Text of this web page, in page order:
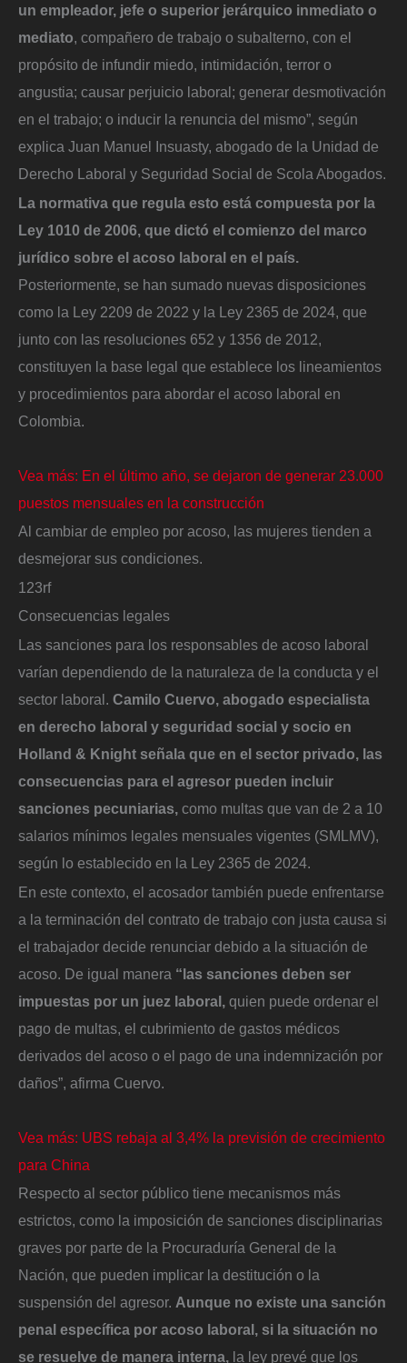
un empleador, jefe o superior jerárquico inmediato o
mediato, compañero de trabajo o subalterno, con el
propósito de infundir miedo, intimidación, terror o
angustia; causar perjuicio laboral; generar desmotivación
en el trabajo; o inducir la renuncia del mismo”, según
explica Juan Manuel Insuasty, abogado de la Unidad de
Derecho Laboral y Seguridad Social de Scola Abogados.
La normativa que regula esto está compuesta por la
Ley 1010 de 2006, que dictó el comienzo del marco
jurídico sobre el acoso laboral en el país.
Posteriormente, se han sumado nuevas disposiciones
como la Ley 2209 de 2022 y la Ley 2365 de 2024, que
junto con las resoluciones 652 y 1356 de 2012,
constituyen la base legal que establece los lineamientos
y procedimientos para abordar el acoso laboral en
Colombia.
Vea más: En el último año, se dejaron de generar 23.000
puestos mensuales en la construcción
Al cambiar de empleo por acoso, las mujeres tienden a
desmejorar sus condiciones.
123rf
Consecuencias legales
Las sanciones para los responsables de acoso laboral
varían dependiendo de la naturaleza de la conducta y el
sector laboral. Camilo Cuervo, abogado especialista
en derecho laboral y seguridad social y socio en
Holland & Knight señala que en el sector privado, las
consecuencias para el agresor pueden incluir
sanciones pecuniarias, como multas que van de 2 a 10
salarios mínimos legales mensuales vigentes (SMLMV),
según lo establecido en la Ley 2365 de 2024.
En este contexto, el acosador también puede enfrentarse
a la terminación del contrato de trabajo con justa causa si
el trabajador decide renunciar debido a la situación de
acoso. De igual manera “las sanciones deben ser
impuestas por un juez laboral, quien puede ordenar el
pago de multas, el cubrimiento de gastos médicos
derivados del acoso o el pago de una indemnización por
daños”, afirma Cuervo.
Vea más: UBS rebaja al 3,4% la previsión de crecimiento
para China
Respecto al sector público tiene mecanismos más
estrictos, como la imposición de sanciones disciplinarias
graves por parte de la Procuraduría General de la
Nación, que pueden implicar la destitución o la
suspensión del agresor. Aunque no existe una sanción
penal específica por acoso laboral, si la situación no
se resuelve de manera interna, la ley prevé que los